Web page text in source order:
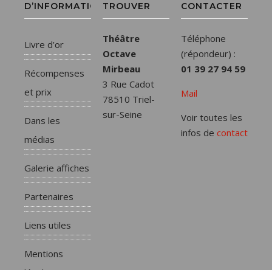
D’INFORMATIONS
Livre d’or
Récompenses
et prix
Dans les
médias
Galerie affiches
Partenaires
Liens utiles
Mentions
TROUVER
Théâtre
Octave
Mirbeau
3 Rue Cadot
78510 Triel-
sur-Seine
CONTACTER
Téléphone
(répondeur) :
01 39 27 94 59
Mail
Voir toutes les
infos de contact